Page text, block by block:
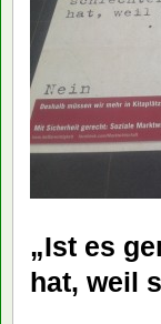
„Ist es
hat, weil